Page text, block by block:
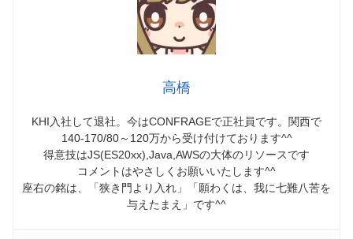
高橋
KHI入社して退社。今はCONFRAGEで正社員です。関西で
140-170/80～120万から受け付けております^^
得意技はJS(ES20xx),Java,AWSの大体のリソースです
コメントはやさしくお願いいたします^^
座右の銘は、「狭き門より入れ」「願わくは、我に七難八苦を
与えたまえ」です^^